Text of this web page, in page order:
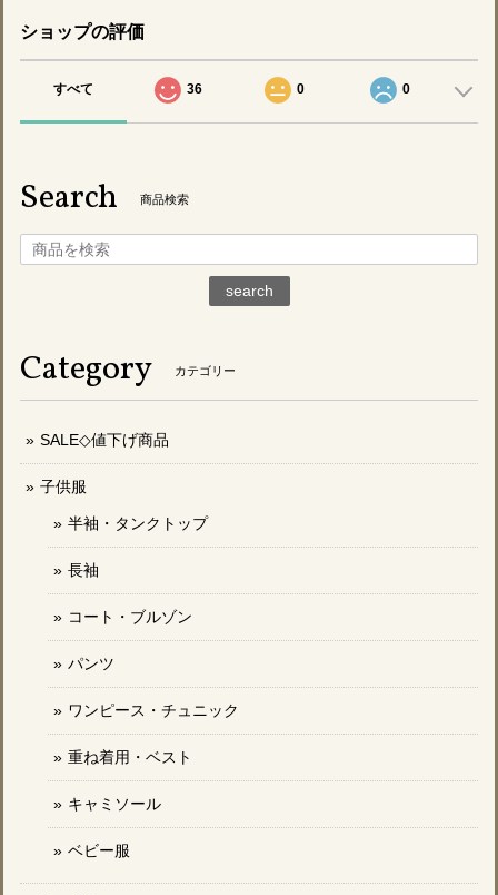
ショップの評価
すべて 36 0 0
Search 商品検索
search
Category カテゴリー
SALE◇値下げ商品
子供服
半袖・タンクトップ
長袖
コート・ブルゾン
パンツ
ワンピース・チュニック
重ね着用・ベスト
キャミソール
ベビー服